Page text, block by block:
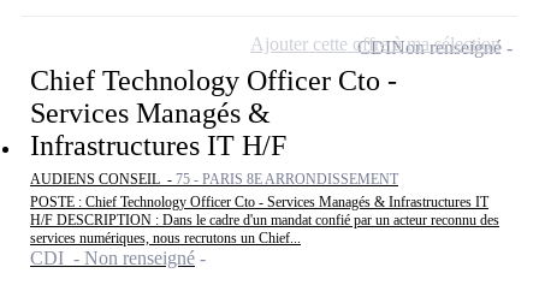
Chief Technology Officer Cto -
Services Managés &
Infrastructures IT H/F
AUDIENS CONSEIL - 75 - PARIS 8E ARRONDISSEMENT
POSTE : Chief Technology Officer Cto - Services Managés & Infrastructures IT
H/F DESCRIPTION : Dans le cadre d'un mandat confié par un acteur reconnu des
services numériques, nous recrutons un Chief...
CDI - Non renseigné
CDINon renseigné
Ajouter cette offre à ma sélection